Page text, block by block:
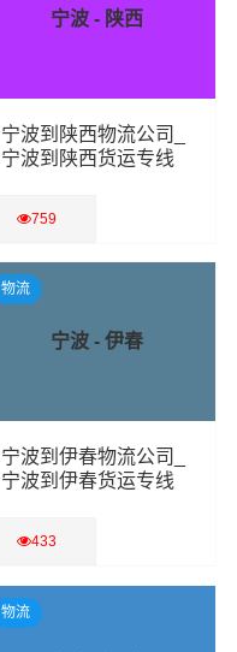
宁波 - 陕西
宁波到陕西物流公司_
宁波到陕西货运专线
759
查看详细
宁波 - 伊春
宁波到伊春物流公司_
宁波到伊春货运专线
433
查看详细
物流
物流